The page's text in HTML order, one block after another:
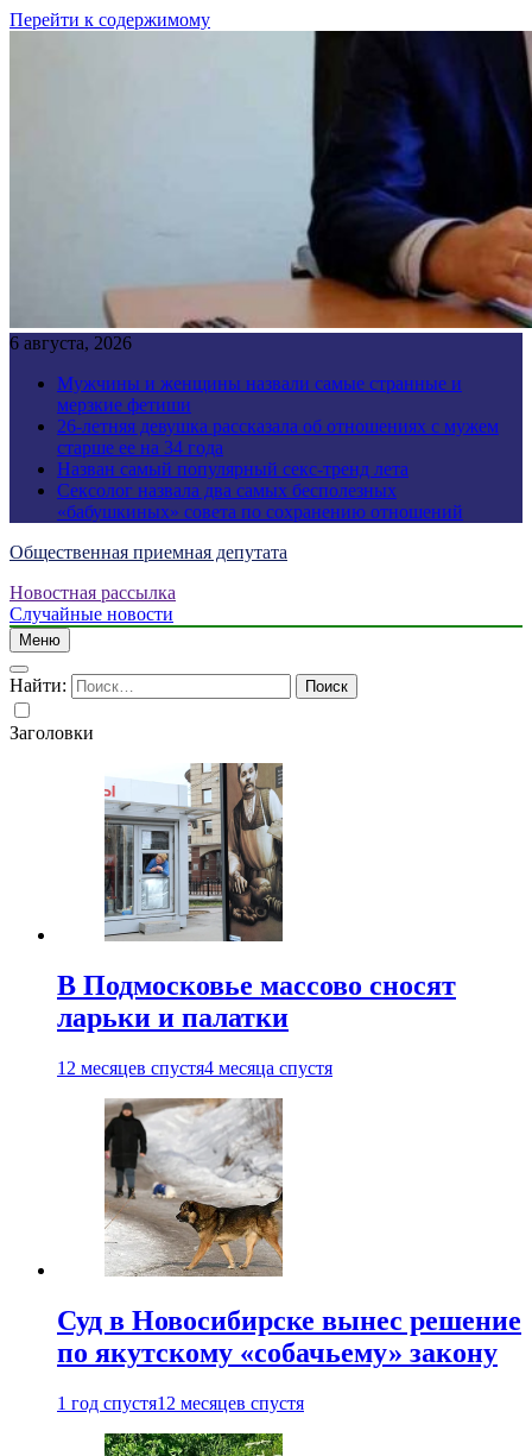
Перейти к содержимому
6 августа, 2026
Мужчины и женщины назвали самые странные и
мерзкие фетиши
26-летняя девушка рассказала об отношениях с мужем
старше ее на 34 года
Назван самый популярный секс-тренд лета
Сексолог назвала два самых бесполезных
«бабушкиных» совета по сохранению отношений
Общественная приемная депутата
Новостная рассылка
Случайные новости
Меню
Найти:
Заголовки
В Подмосковье массово сносят
ларьки и палатки
12 месяцев спустя4 месяца спустя
Суд в Новосибирске вынес решение
по якутскому «собачьему» закону
1 год спустя12 месяцев спустя